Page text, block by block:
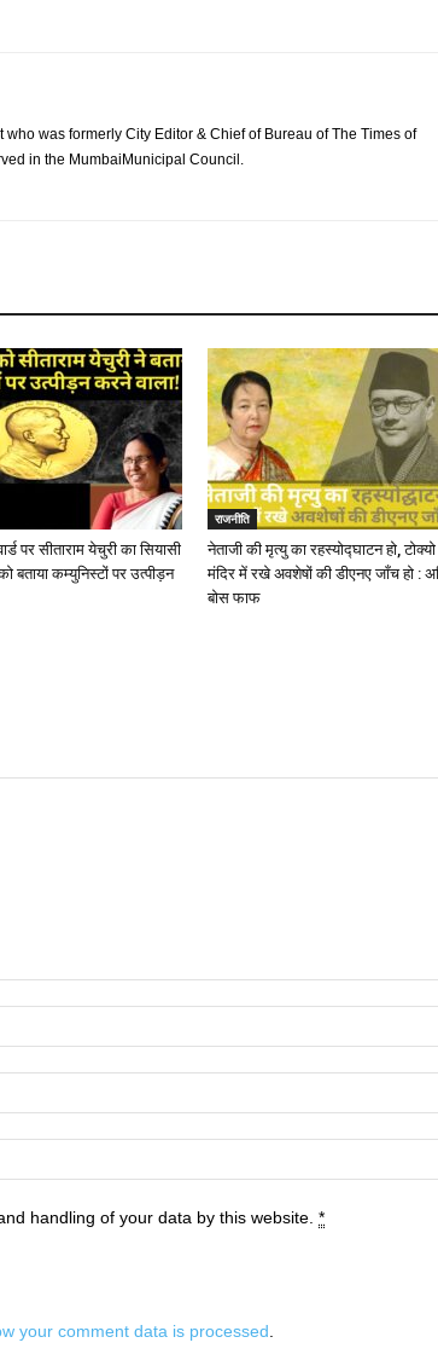
was formerly City Editor & Chief of Bureau of The Times of
in the MumbaiMunicipal Council.
पर सीताराम येचुरी का सियासी
बताया कम्युनिस्टों पर उत्पीड़न
राजनीति
नेताजी की मृत्यु का रहस्योद्घाटन हो,
मंदिर में रखे अवशेषों की डीएनए जाँच हो :
बोस फाफ
handling of your data by this website. *
your comment data is processed